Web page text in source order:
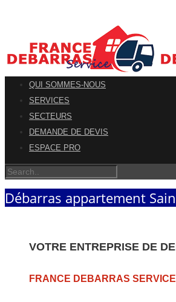
QUI SOMMES-NOUS
SERVICES
SECTEURS
DEMANDE DE DEVIS
ESPACE PRO
Débarras appartement
VOTRE ENTREPRISE DE
FRANCE DEBARRAS